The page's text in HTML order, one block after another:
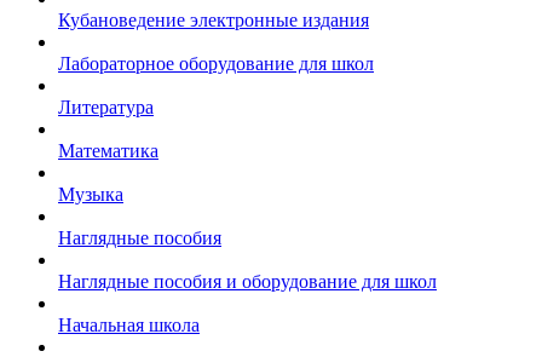
Кубановедение электронные издания
Лабораторное оборудование для школ
Литература
Математика
Музыка
Наглядные пособия
Наглядные пособия и оборудование для школ
Начальная школа